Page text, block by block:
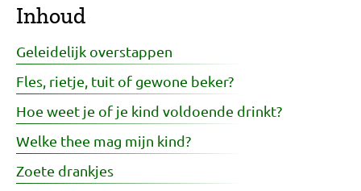
Inhoud
Geleidelijk overstappen
Fles, rietje, tuit of gewone beker?
Hoe weet je of je kind voldoende drinkt?
Welke thee mag mijn kind?
Zoete drankjes